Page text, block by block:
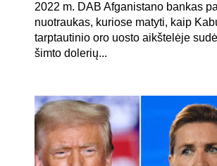
2022 m. DAB Afganistano bankas
nuotraukas, kuriose matyti, kaip
tarptautinio oro uosto aikštelėje
šimto dolerių...